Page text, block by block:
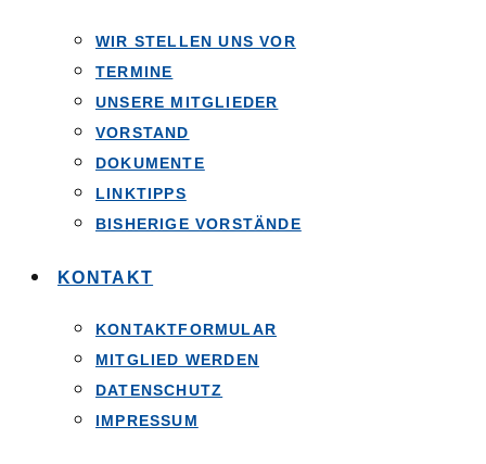
WIR STELLEN UNS VOR
TERMINE
UNSERE MITGLIEDER
VORSTAND
DOKUMENTE
LINKTIPPS
BISHERIGE VORSTÄNDE
KONTAKT
KONTAKTFORMULAR
MITGLIED WERDEN
DATENSCHUTZ
IMPRESSUM